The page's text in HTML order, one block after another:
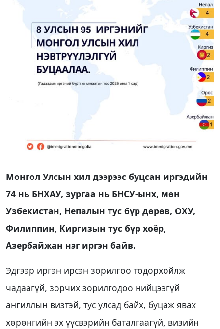
Монгол Улсын хил дээрээс буцсан иргэдийн
74 нь БНХАУ, зургаа нь БНСУ-ынх, мөн
Узбекистан, Непалын тус бүр дөрөв, ОХУ,
Филиппин, Киргизын тус бүр хоёр,
Азербайжан нэг иргэн байв.
Эдгээр иргэн ирсэн зорилгоо тодорхойлж
чадаагүй, зорчих зорилгодоо нийцээгүй
ангиллын визтэй, тус улсад байх, буцаж явах
хөрөнгийн эх үүсвэрийн баталгаагүй, визийн